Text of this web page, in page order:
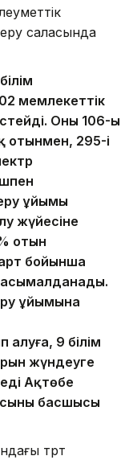
саласында
мемлекеттік
Оның 106-ы
отынмен, 295-і
ұйымы
жүйесіне
отын
бойынша
ұйымына
9 білім
жүндеуге
Ақтөбе
басшысы
төрт